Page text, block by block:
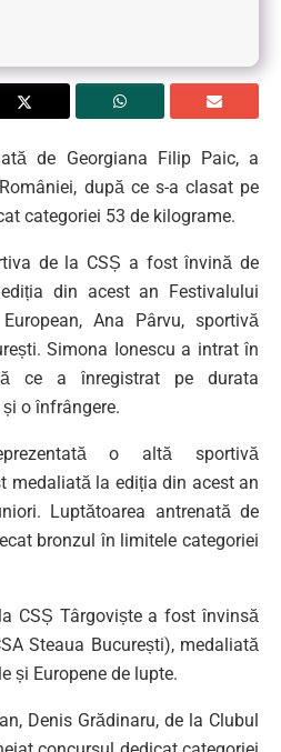
de Georgiana Filip Paic, a
după ce s-a clasat pe
categoriei 53 de kilograme.
de la CSȘ a fost învină de
din acest an Festivalului
Ana Pârvu, sportivă
Simona Ionescu a intrat în
ce a înregistrat pe durata
o înfrângere.
o altă sportivă
medaliată la ediția din acest an
Luptătoarea antrenată de
bronzul în limitele categoriei
CSȘ Târgoviște a fost învinsă
Steaua București), medaliată
și Europene de lupte.
Denis Grădinaru, de la Clubul